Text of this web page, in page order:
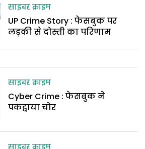
साइबर क्राइम
UP Crime Story : फेसबुक पर
लड़की से दोस्ती का परिणाम
साइबर क्राइम
Cyber Crime : फेसबुक ने
पकद्वाया चोर